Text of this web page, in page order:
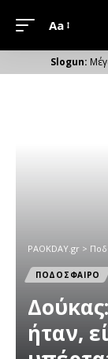
Μέγεθος
Aa
PAOKDAY.gr >
ΠΟΔΟΣΦΑΙΡΟ
ήταν,